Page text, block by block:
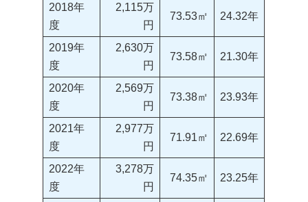
2018年
度
2,115万
円
73.53㎡ 24.32年
2019年
度
2,630万
円
73.58㎡ 21.30年
2020年
度
2,569万
円
73.38㎡ 23.93年
2021年
度
2,977万
円
71.91㎡ 22.69年
2022年
度
3,278万
円
74.35㎡ 23.25年